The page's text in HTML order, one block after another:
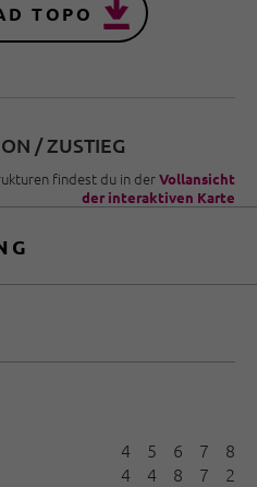
TOPO
/ ZUSTIEG
findest du in derVollansicht
der interaktiven Karte
4
4
5
4
6
8
7
7
8
2